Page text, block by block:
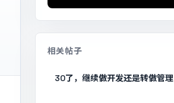
相关帖子
30了，继续做开发还是转做管理